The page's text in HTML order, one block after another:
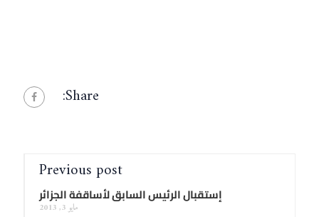
Share:
Previous post
إستقبال الرئيس السابق لأساقفة الجزائر
مايو 3, 2013